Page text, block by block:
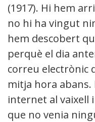
(1917). Hi hem
no hi ha vingut
hem descobert
perquè el dia
correu electrònic
mitja hora
internet al vaixell
que no venia